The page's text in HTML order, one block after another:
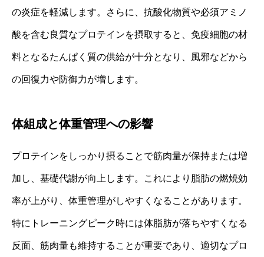
の炎症を軽減します。さらに、抗酸化物質や必須アミノ
酸を含む良質なプロテインを摂取すると、免疫細胞の材
料となるたんぱく質の供給が十分となり、風邪などから
の回復力や防御力が増します。
体組成と体重管理への影響
プロテインをしっかり摂ることで筋肉量が保持または増
加し、基礎代謝が向上します。これにより脂肪の燃焼効
率が上がり、体重管理がしやすくなることがあります。
特にトレーニングピーク時には体脂肪が落ちやすくなる
反面、筋肉量も維持することが重要であり、適切なプロ